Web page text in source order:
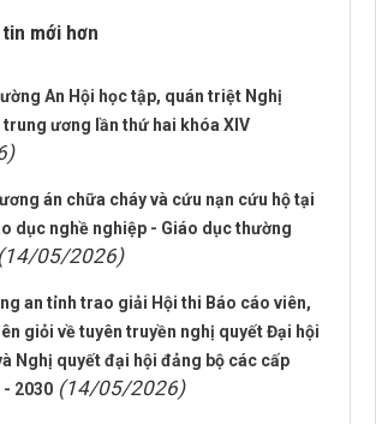
mới hơn
An Hội học tập, quán triệt Nghị
ương lần thứ hai khóa XIV
án chữa cháy và cứu nạn cứu hộ tại
dục nghề nghiệp - Giáo dục thường
(14/05/2026)
an tỉnh trao giải Hội thi Báo cáo viên,
giỏi về tuyên truyền nghị quyết Đại hội
Nghị quyết đại hội đảng bộ các cấp
- 2030 (14/05/2026)